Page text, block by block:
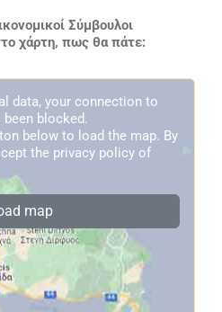
Σύμβουλοι
χάρτη, πως θα πάτε:
data, your connection to
been blocked.
below to load the map. By
the privacy policy of
map